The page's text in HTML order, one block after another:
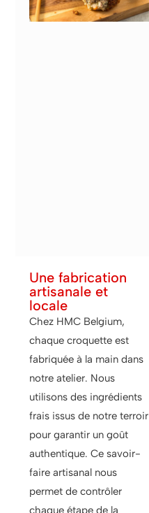
Une fabrication
artisanale et
locale
Chez HMC Belgium,
chaque croquette est
fabriquée à la main dans
notre atelier. Nous
utilisons des ingrédients
frais issus de notre terroir
pour garantir un goût
authentique. Ce savoir-
faire artisanal nous
permet de contrôler